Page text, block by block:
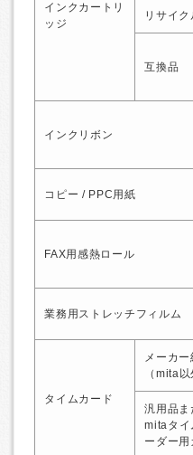
インクカートリ
ッジ
リサイ
互換品
インクリボン
コピー / PPC用紙
FAX用感熱ロール
業務用ストレッチフィルム
タイムカード
メーカ
（mita
汎用品ま
mitaタイ
ーダー